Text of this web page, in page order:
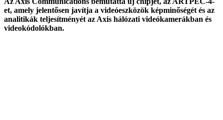
et, amely jelentősen javítja a videóeszközök képminőségét és az
analitikák teljesítményét az Axis hálózati videókamerákban és
videokódolókban.